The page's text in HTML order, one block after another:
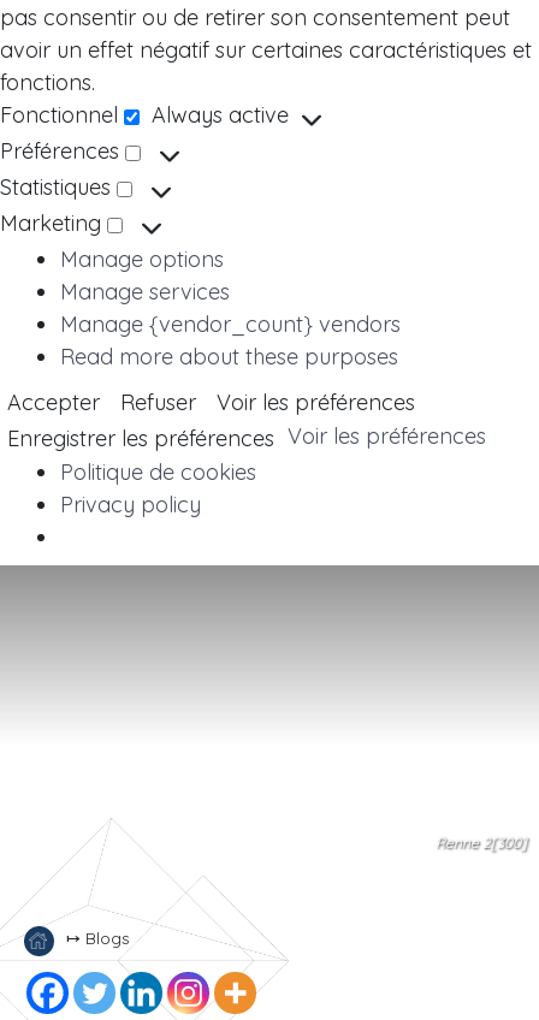
pas consentir ou de retirer son consentement peut
avoir un effet négatif sur certaines caractéristiques et
fonctions.
Fonctionnel
Always active
Préférences
Statistiques
Marketing
Marketing
Manage options
Manage services
Manage {vendor_count} vendors
Read more about these purposes
Accepter
Refuser
Voir les préférences
Enregistrer les préférences Voir les préférences
Politique de cookies
Privacy policy
Renne 2[300]
↦ Blogs